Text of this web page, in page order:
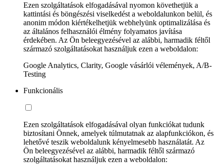
Ezen szolgáltatások elfogadásával nyomon követhetjük a
kattintási és böngészési viselkedést a weboldalunkon belül, és
anonim módon kiértékelhetjük webhelyünk optimalizálása és
az általános felhasználói élmény folyamatos javítása
érdekében. Az Ön beleegyezésével az alábbi, harmadik féltől
származó szolgáltatásokat használjuk ezen a weboldalon:
Google Analytics, Clarity, Google vásárlói vélemények, A/B-
Testing
Funkcionális
Ezen szolgáltatások elfogadásával olyan funkciókat tudunk
biztosítani Önnek, amelyek túlmutatnak az alapfunkciókon, és
lehetővé teszik weboldalunk kényelmesebb használatát. Az
Ön beleegyezésével az alábbi, harmadik féltől származó
szolgáltatásokat használjuk ezen a weboldalon: